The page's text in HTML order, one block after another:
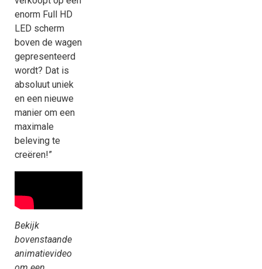
enorm Full HD
LED scherm
boven de wagen
gepresenteerd
wordt? Dat is
absoluut uniek
en een nieuwe
manier om een
maximale
beleving te
creëren!”
Bekijk
bovenstaande
animatievideo